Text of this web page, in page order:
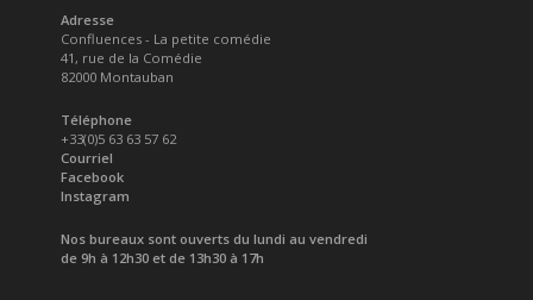
Adresse
Confluences - La petite comédie
41, rue de la Comédie
82000 Montauban
Téléphone
+33(0)5 63 63 57 62
Courriel
Facebook
Instagram
Nos bureaux sont ouverts du lundi au vendredi
de 9h à 12h30 et de 13h30 à 17h